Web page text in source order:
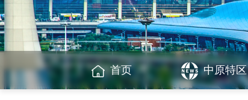
首页 中原特区